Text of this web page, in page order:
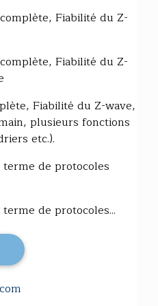
Fiabilité du Z-
Fiabilité du Z-
Fiabilité du Z-wave,
plusieurs fonctions
etc.).
de protocoles
de protocoles...